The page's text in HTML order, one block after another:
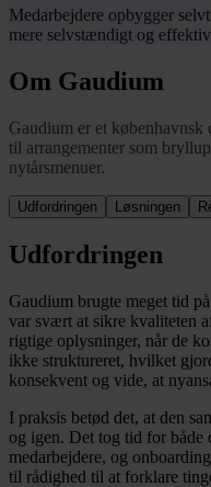
Medarbejdere opbygger
mere selvstændigt og
Om Gaudium
Gaudium er et københavnsk
til arrangementer som
nytårsmenuer.
Udfordringen Løsningen
Udfordringen
Gaudium brugte meget tid
var svært at sikre kvaliteten
rigtige oplysninger, når de
ikke struktureret, hvilket
konsekvent og vide, at
I praksis betød det, at den
og igen. Det tog tid for både
medarbejdere, og
til rådighed til at forklare